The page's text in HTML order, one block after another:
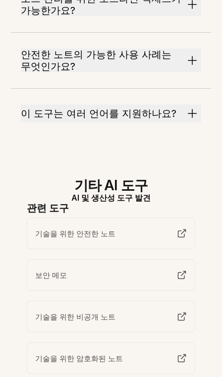
가능한가요?
안전한 노트의 가능한 사용 사례는
무엇인가요?
이 도구는 여러 언어를 지원하나요?
기타 AI 도구
AI 및 생산성 도구 발견
관련 도구
기술을 위한 안전한 노트
보안 메모
기술을 위한 비공개 노트
기술을 위한 암호화된 노트